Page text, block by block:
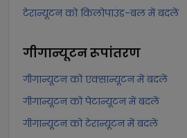
टेरान्यूटन को किलोपाउंड-बल में बदलें
गीगान्यूटनरूपांतरण
गीगान्यूटन को एक्सान्यूटन में बदलें
गीगान्यूटन को पेटान्यूटन में बदलें
गीगान्यूटन को टेरान्यूटन में बदलें